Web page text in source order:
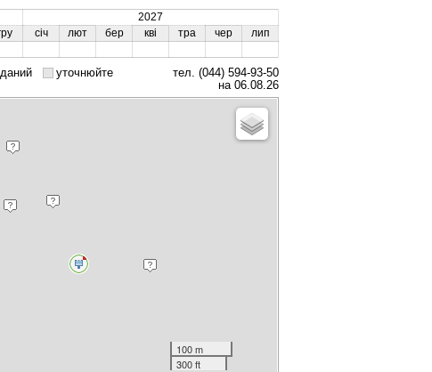
2027
січ лют бер кві тра чер лип
уточнюйте
тел. (044) 594-93-50
на 06.08.26
100 m
300 ft